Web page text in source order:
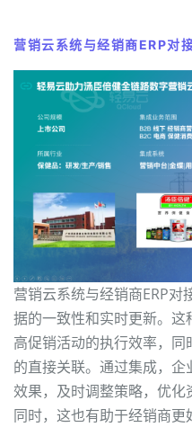
营销云系统与经销商ERP对
营销云系统与经销商ERP
据的一致性和实时更新。
高促销活动的执行效率，
的直接关联。通过集成，
效果，及时调整策略，优化
同时，这也有助于经销商